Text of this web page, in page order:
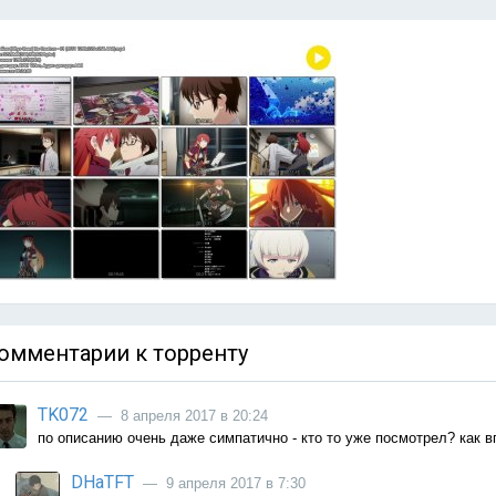
к торренту
TK072 — 8 апреля 2017 в 20:24
по описанию очень даже симпатично - кто то уже посмотрел? как
DHaTFT — 9 апреля 2017 в 7:30